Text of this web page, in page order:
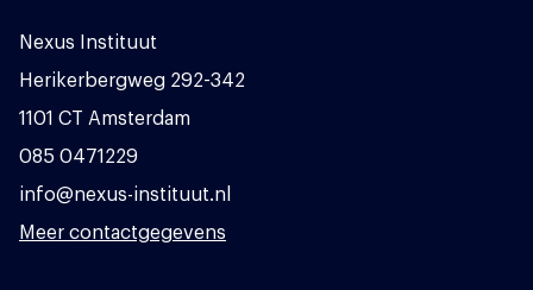
Nexus Instituut
Herikerbergweg 292-342
1101 CT Amsterdam
085 0471229
info@nexus-instituut.nl
Meer contactgegevens